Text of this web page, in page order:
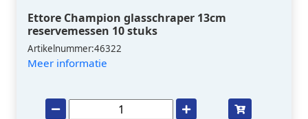
Ettore Champion glasschraper 13cm
reservemessen 10 stuks
Artikelnummer:46322
Meer informatie